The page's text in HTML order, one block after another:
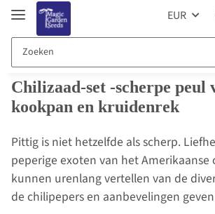
EUR
Chilizaad-set -scherpe peul
kookpan en kruidenrek
Pittig is niet hetzelfde als scherp.
peperige exoten van het
kunnen urenlang vertellen van de
de chilipepers en aanbevelingen